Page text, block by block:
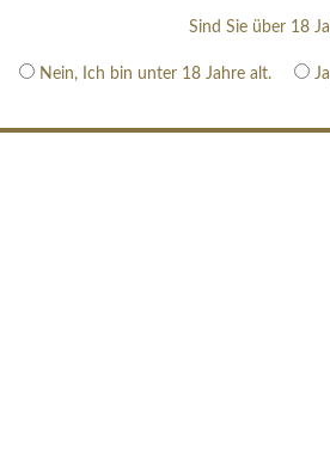
Sind Sie über 18
Nein, Ich bin unter 18 Jahre alt.